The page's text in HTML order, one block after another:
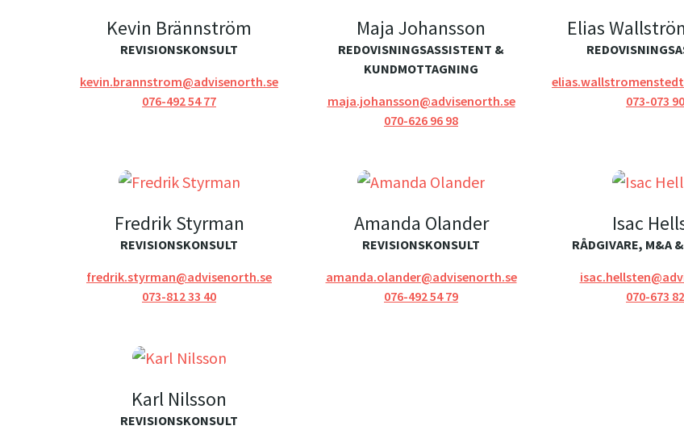
Kevin Brännström
REVISIONSKONSULT
kevin.brannstrom@advisenorth.se
076-492 54 77
Maja Johansson
REDOVISNINGSASSISTENT &
KUNDMOTTAGNING
maja.johansson@advisenorth.se
070-626 96 98
Elias
073-073
Fredrik Styrman
REVISIONSKONSULT
fredrik.styrman@advisenorth.se
073-812 33 40
Amanda Olander
REVISIONSKONSULT
amanda.olander@advisenorth.se
076-492 54 79
Isac
RÅDGIVARE, M&A
070-673
Karl Nilsson
REVISIONSKONSULT